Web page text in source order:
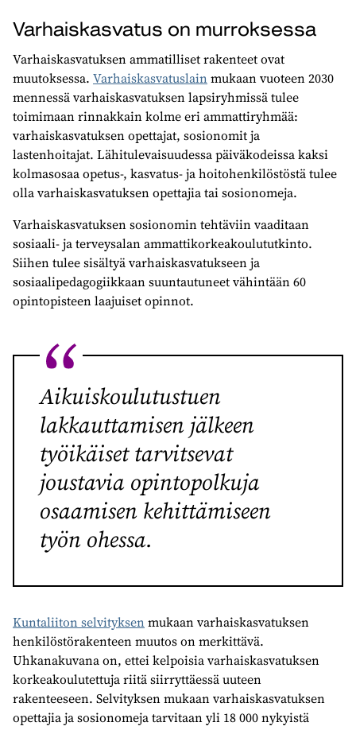
Varhaiskasvatus on murroksessa
Varhaiskasvatuksen ammatilliset rakenteet ovat
muutoksessa. Varhaiskasvatuslainmukaan vuoteen 2030
mennessä varhaiskasvatuksen lapsiryhmissä tulee
toimimaan rinnakkain kolme eri ammattiryhmää:
varhaiskasvatuksen opettajat, sosionomit ja
lastenhoitajat. Lähitulevaisuudessa päiväkodeissa kaksi
kolmasosaa opetus-, kasvatus- ja hoitohenkilöstöstä tulee
olla varhaiskasvatuksen opettajia tai sosionomeja.
Varhaiskasvatuksen sosionomin tehtäviin vaaditaan
sosiaali- ja terveysalan ammattikorkeakoulututkinto.
Siihen tulee sisältyä varhaiskasvatukseen ja
sosiaalipedagogiikkaan suuntautuneet vähintään 60
opintopisteen laajuiset opinnot.
Aikuiskoulutustuen
lakkauttamisen jälkeen
työikäiset tarvitsevat
joustavia opintopolkuja
osaamisen kehittämiseen
työn ohessa.
Kuntaliiton selvityksenmukaan varhaiskasvatuksen
henkilöstörakenteen muutos on merkittävä.
Uhkanakuvana on, ettei kelpoisia varhaiskasvatuksen
korkeakoulutettuja riitä siirryttäessä uuteen
rakenteeseen. Selvityksen mukaan varhaiskasvatuksen
opettajia ja sosionomeja tarvitaan yli 18 000 nykyistä